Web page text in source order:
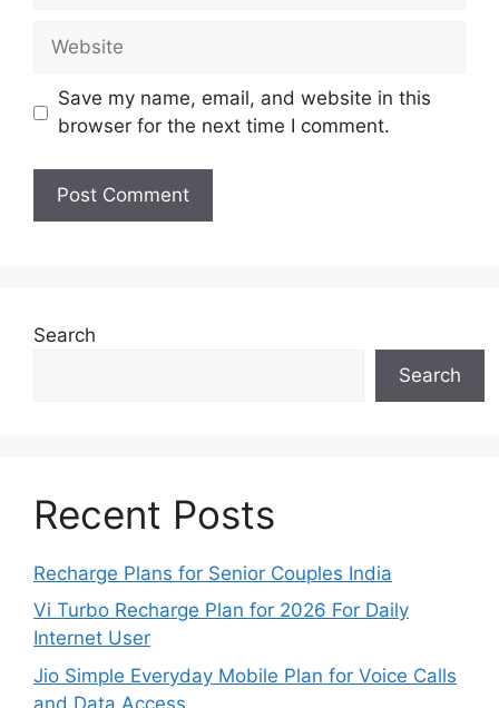
Website
Save my name, email, and website in this
browser for the next time I comment.
Search
Search
Recent Posts
Recharge Plans for Senior Couples India
Vi Turbo Recharge Plan for 2026 For Daily
Internet User
Jio Simple Everyday Mobile Plan for Voice Calls
and Data Access